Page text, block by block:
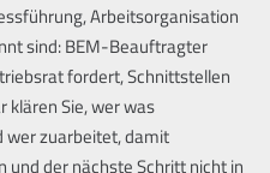
Arbeitsorganisation
sind: BEM-Beauftragter
fordert, Schnittstellen
klären Sie, wer was
wer zuarbeitet, damit
der nächste Schritt nicht in